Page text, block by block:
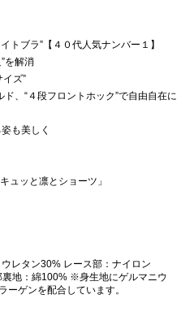
トブラ”【４０代人気ナンバー１】
を解消
イズ”
ド、“４段フロントホック”で自由自在に
も美しく
ュッと凛とショーツ」
レタン30% レース部：ナイロン
地：綿100% ※身生地にゲルマニウ
ーゲンを配合しています。